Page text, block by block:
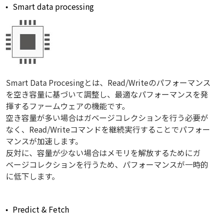
Smart data processing
Smart Data Procesingとは、Read/Writeのパフォーマンス
を空き容量に基づいて調整し、最適なパフォーマンスを発
揮するファームウェアの機能です。
空き容量が多い場合はガベージコレクションを行う必要が
なく、Read/Writeコマンドを継続実行することでパフォー
マンスが加速します。
反対に、容量が少ない場合はメモリを解放するためにガ
ベージコレクションを行うため、パフォーマンスが一時的
に低下します。
Predict & Fetch